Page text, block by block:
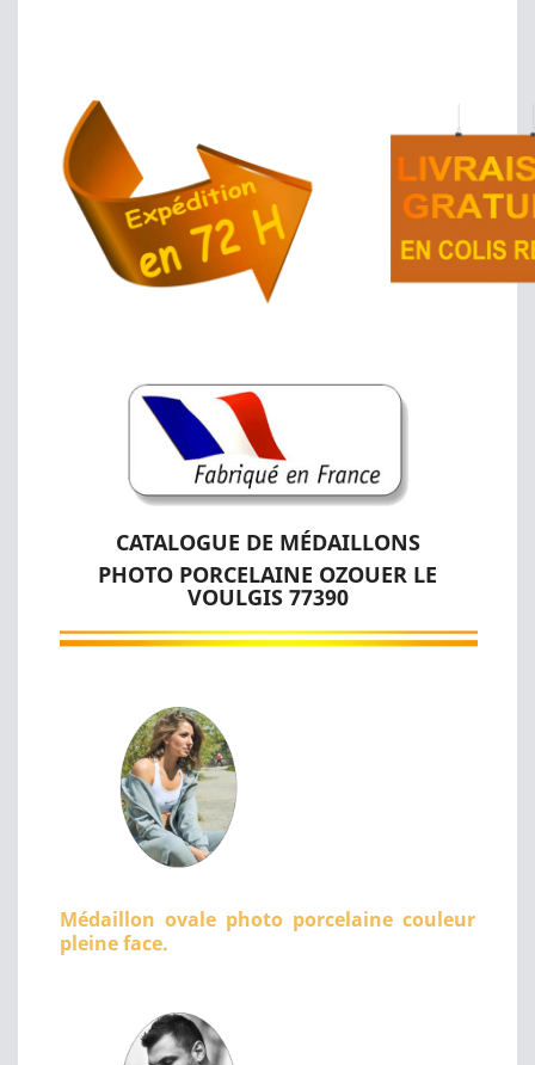
CATALOGUE DE MÉDAILLONS
PHOTO PORCELAINE OZOUER LE
VOULGIS 77390
Médaillon ovale photo porcelaine couleur
pleine face.